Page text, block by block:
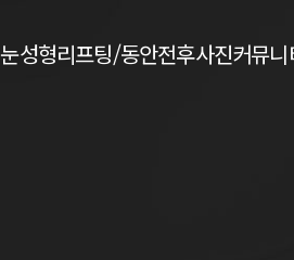
눈성형리프팅/동안전후사진커뮤